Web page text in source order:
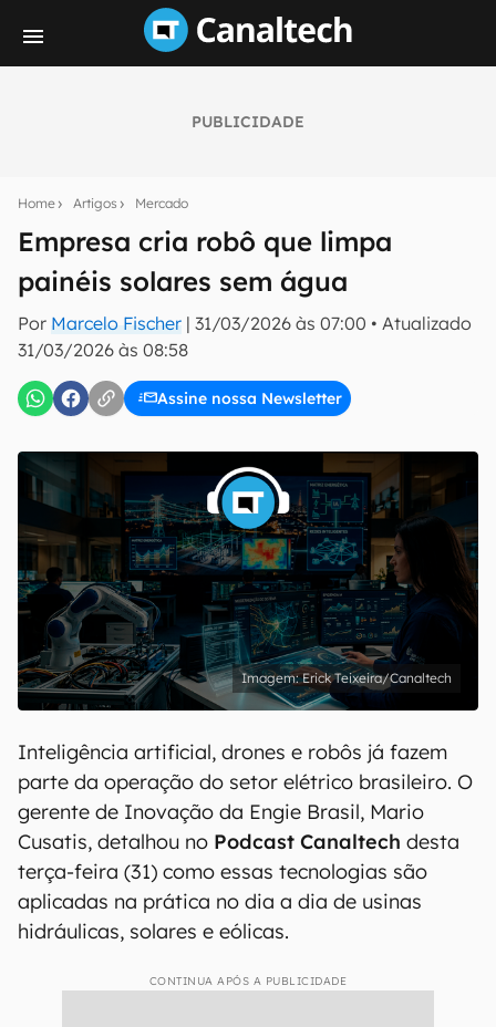
PUBLICIDADE
Home Artigos Mercado
Empresa cria robô que limpa
painéis solares sem água
Por Marcelo Fischer | 31/03/2026 às 07:00 • Atualizado
31/03/2026 às 08:58
Assine nossa Newsletter
notícias e reviews sobre tecnologia em primeira
E-mail
Uso e Política de Privacidade do Canaltech.
Erick Teixeira/Canaltech
Inteligência artificial, drones e robôs já fazem
parte da operação do setor elétrico brasileiro. O
gerente de Inovação da Engie Brasil, Mario
Cusatis, detalhou no Podcast Canaltech desta
terça-feira (31) como essas tecnologias são
aplicadas na prática no dia a dia de usinas
hidráulicas, solares e eólicas.
CONTINUA APÓS A PUBLICIDADE